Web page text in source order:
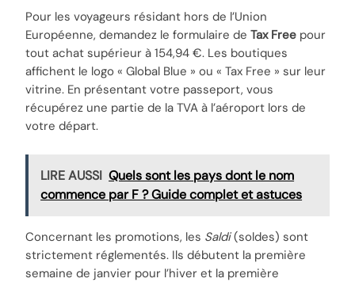
Pour les voyageurs résidant hors de l’Union
Européenne, demandez le formulaire deTax Free pour
tout achat supérieur à 154,94 €. Les boutiques
affichent le logo « Global Blue » ou « Tax Free » sur leur
vitrine. En présentant votre passeport, vous
récupérez une partie de la TVA à l’aéroport lors de
votre départ.
LIRE AUSSI Quels sont les pays dont le nom
commence par F ? Guide complet et astuces
Concernant les promotions, les Saldi(soldes) sont
strictement réglementés. Ils débutent la première
semaine de janvier pour l’hiver et la première